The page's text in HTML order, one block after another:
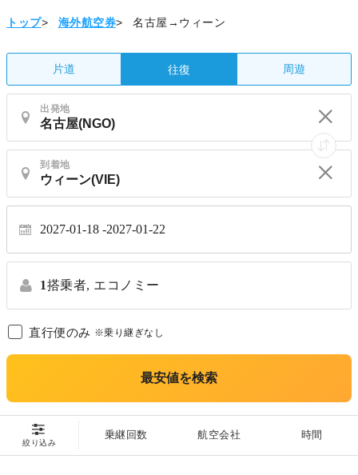
トップ> 海外航空券> 名古屋→ウィーン
片道 往復 周遊
出発地
到着地
2027-01-18 2027-01-22
1搭乗者, エコノミー
直行便のみ ※乗り継ぎなし
最安値を検索
絞り込み
乗継回数 航空会社 時間